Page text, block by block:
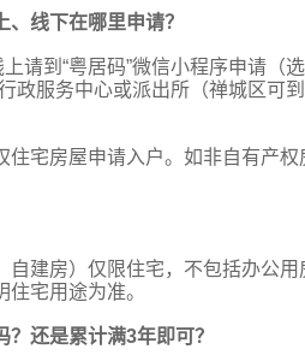
线下在哪里申请？
请到“粤居码”微信小程序申请（
政服务中心或派出所（禅城区可
住宅房屋申请入户。如非自有产
建房）仅限住宅，不包括办公
宅用途为准。
还是累计满3年即可？